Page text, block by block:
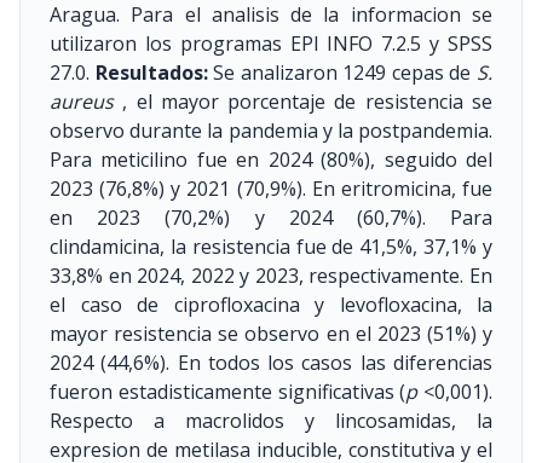
Aragua. Para el analisis de la informacion se
utilizaron los programas EPI INFO 7.2.5 y SPSS
27.0. Resultados:Se analizaron 1249 cepas de S.
aureus, el mayor porcentaje de resistencia se
observo durante la pandemia y la postpandemia.
Para meticilino fue en 2024 (80%), seguido del
2023 (76,8%) y 2021 (70,9%). En eritromicina, fue
en 2023 (70,2%) y 2024 (60,7%). Para
clindamicina, la resistencia fue de 41,5%, 37,1% y
33,8% en 2024, 2022 y 2023, respectivamente. En
el caso de ciprofloxacina y levofloxacina, la
mayor resistencia se observo en el 2023 (51%) y
2024 (44,6%). En todos los casos las diferencias
fueron estadisticamente significativas (p<0,001).
Respecto a macrolidos y lincosamidas, la
expresion de metilasa inducible, constitutiva y el